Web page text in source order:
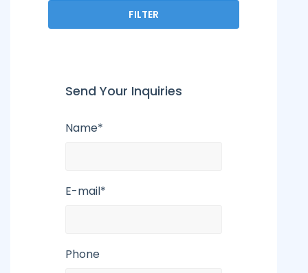
FILTER
Send Your Inquiries
Name*
E-mail*
Phone